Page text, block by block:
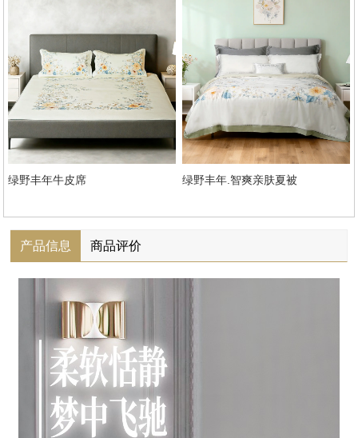
绿野丰年牛皮席 绿野丰年.智爽亲肤夏被
产品信息 商品评价